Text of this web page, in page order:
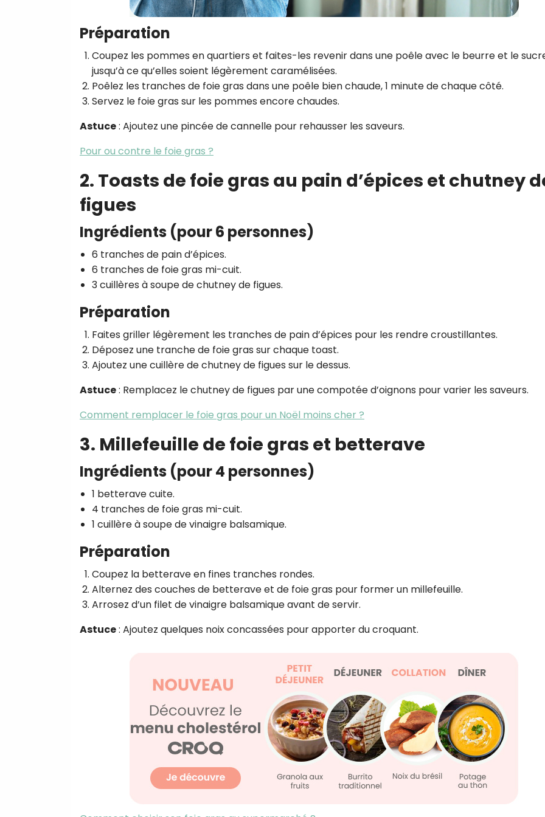
Préparation
Coupez les pommes en quartiers et faites-les revenir dans une poêle avec le beurre et le
jusqu’à ce qu’elles soient légèrement caramélisées.
Poêlez les tranches de foie gras dans une poêle bien chaude, 1 minute de chaque côté.
Servez le foie gras sur les pommes encore chaudes.
Astuce: Ajoutez une pincée de cannelle pour rehausser les saveurs.
Pour ou contre le foie gras ?
2. Toasts de foie gras au pain d’épices et chutney
figues
Ingrédients (pour 6 personnes)
6 tranches de pain d’épices.
6 tranches de foie gras mi-cuit.
3 cuillères à soupe de chutney de figues.
Préparation
Faites griller légèrement les tranches de pain d’épices pour les rendre croustillantes.
Déposez une tranche de foie gras sur chaque toast.
Ajoutez une cuillère de chutney de figues sur le dessus.
Astuce: Remplacez le chutney de figues par une compotée d’oignons pour varier les saveurs.
Comment remplacer le foie gras pour un Noël moins cher ?
3. Millefeuille de foie gras et betterave
Ingrédients (pour 4 personnes)
1 betterave cuite.
4 tranches de foie gras mi-cuit.
1 cuillère à soupe de vinaigre balsamique.
Préparation
Coupez la betterave en fines tranches rondes.
Alternez des couches de betterave et de foie gras pour former un millefeuille.
Arrosez d’un filet de vinaigre balsamique avant de servir.
Astuce: Ajoutez quelques noix concassées pour apporter du croquant.